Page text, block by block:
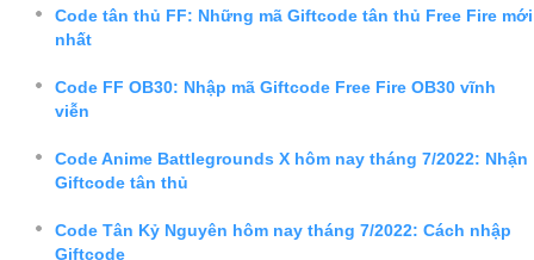
Code tân thủ FF: Những mã Giftcode tân thủ Free Fire mới
nhất
Code FF OB30: Nhập mã Giftcode Free Fire OB30 vĩnh
viễn
Code Anime Battlegrounds X hôm nay tháng 7/2022: Nhận
Giftcode tân thủ
Code Tân Kỷ Nguyên hôm nay tháng 7/2022: Cách nhập
Giftcode